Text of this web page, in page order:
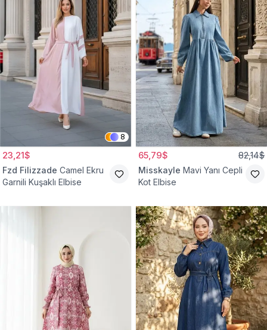
8
23,21$
Fzd Filizzade Camel Ekru
Garnili Kuşaklı Elbise
65,79$ 82,14$
Misskayle Mavi Yanı Cepli
Kot Elbise